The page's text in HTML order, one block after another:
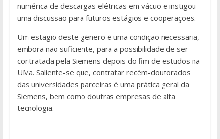
numérica de descargas elétricas em vácuo e instigou
uma discussão para futuros estágios e cooperações.
Um estágio deste género é uma condição necessária,
embora não suficiente, para a possibilidade de ser
contratada pela Siemens depois do fim de estudos na
UMa. Saliente-se que, contratar recém-doutorados
das universidades parceiras é uma prática geral da
Siemens, bem como doutras empresas de alta
tecnologia.